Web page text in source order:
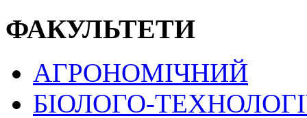
ФАКУЛЬТЕТИ
АГРОНОМІЧНИЙ
БІОЛОГО-